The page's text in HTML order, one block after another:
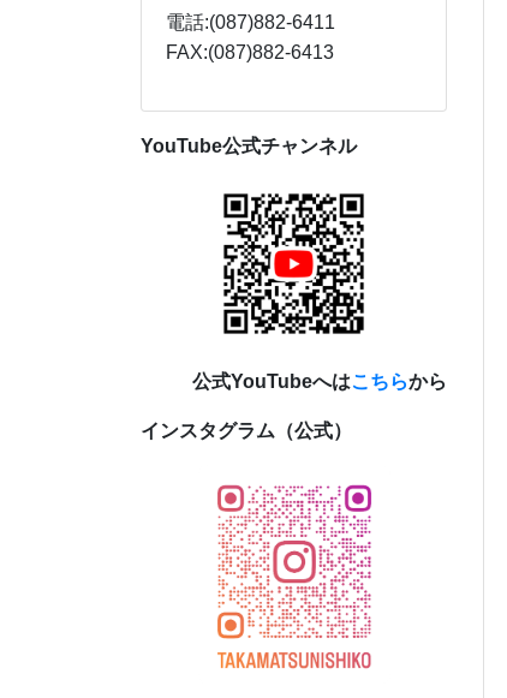
電話:(087)882-6411
FAX:(087)882-6413
YouTube公式チャンネル
公式YouTubeへはこちらから
インスタグラム（公式）